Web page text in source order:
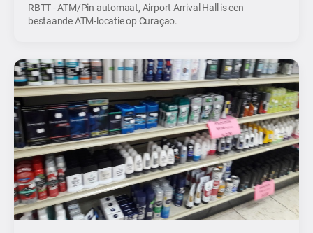
RBTT - ATM/Pin automaat, Airport Arrival Hall is een
bestaande ATM-locatie op Curaçao.